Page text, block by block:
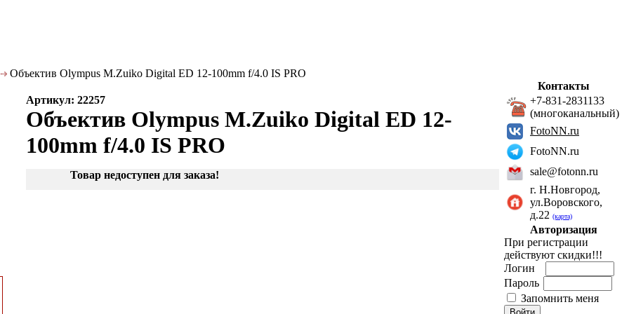
Объектив Olympus M.Zuiko Digital ED 12-100mm f/4.0 IS PRO
Артикул: 22257
Объектив Olympus M.Zuiko Digital ED 12-
100mm f/4.0 IS PRO
Товар недоступен для заказа!
Контакты
+7-831-2831133
(многоканальный)
FotoNN.ru
FotoNN.ru
sale@fotonn.ru
г. Н.Новгород,
ул.Воровского,
д.22 (карта)
Авторизация
При регистрации
действуют скидки!!!
Логин
Пароль
Запомнить меня